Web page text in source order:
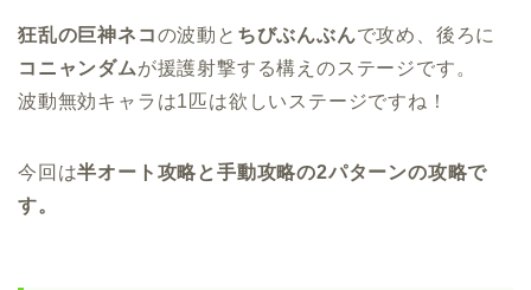
狂乱の巨神ネコの波動と ちびぶんぶんで攻め、後ろに
コニャンダムが援護射撃する構えのステージです。
波動無効キャラは1匹は欲しいステージですね！
今回は半オート攻略と手動攻略の2パターンの攻略で
す。